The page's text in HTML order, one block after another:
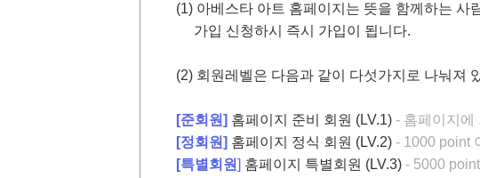
(1) 아베스타 아트 홈페이지는 뜻을 함께하는 사
가입 신청하시 즉시 가입이 됩니다.
(2) 회원레벨은 다음과 같이 다섯가지로 나눠져
[준회원] 홈페이지 준비 회원 (LV.1) - 홈페이지에
[정회원] 홈페이지 정식 회원 (LV.2) - 1000 point
[특별회원] 홈페이지 특별회원 (LV.3) - 5000